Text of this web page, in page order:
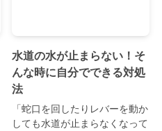
水道の水が止まらない！そ
んな時に自分でできる対処
法
「蛇口を回したりレバーを動か
しても水道が止まらなくなって